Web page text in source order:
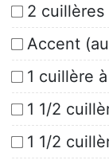
2 cuillères
Accent
1 cuillère
1 1/2
1 1/2